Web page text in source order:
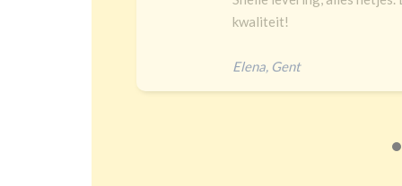
bij kindergordijnen.
Jip,Amersfoort